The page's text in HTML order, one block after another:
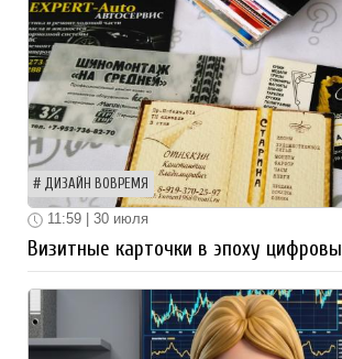
ДИЗАЙН ВОВРЕМЯ
11:59 | 30 июля
Визитные карточки в эпоху